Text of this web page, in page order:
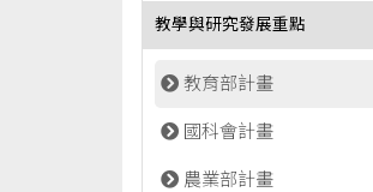
教學與研究發展重點
教育部計畫
國科會計畫
農業部計畫